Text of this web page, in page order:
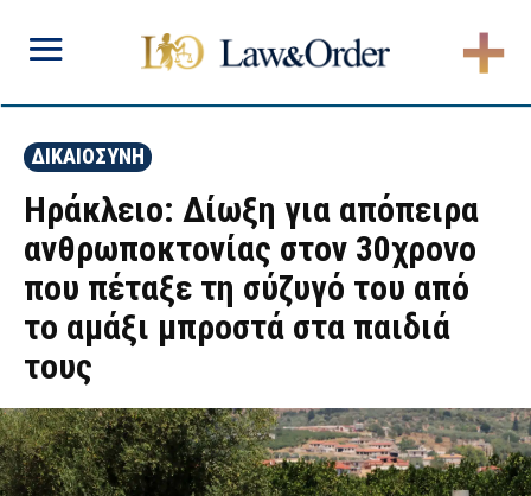
ΔΙΚΑΙΟΣΥΝΗ
Ηράκλειο: Δίωξη για απόπειρα
ανθρωποκτονίας στον 30χρονο
που πέταξε τη σύζυγό του από
το αμάξι μπροστά στα παιδιά
τους